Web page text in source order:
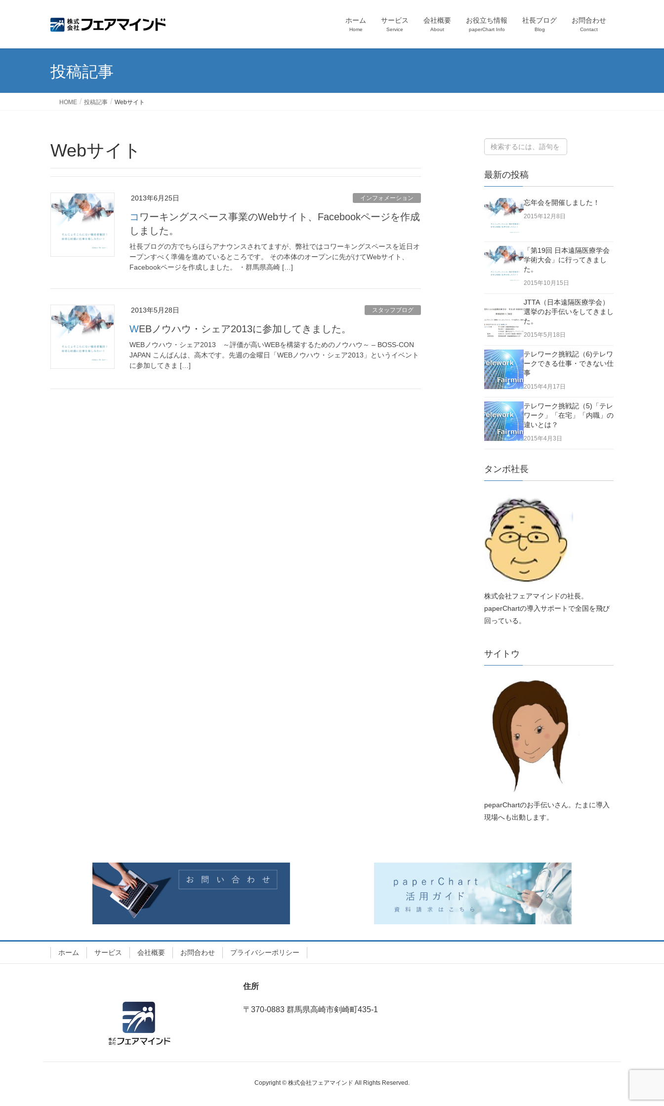
ホーム
Home
サービス
Service
会社概要
About
お役立ち情報
paperChart Info
社長ブログ
Blog
お問合わせ
Contact
投稿記事
HOME 投稿記事 Webサイト
Webサイト
2013年6月25日 インフォメーション
コワーキングスペース事業のWebサイト、Facebookページを作成
しました。
社長ブログの方でちらほらアナウンスされてますが、弊社ではコワーキングスペースを近日オ
ープンすべく準備を進めているところです。 その本体のオープンに先がけてWebサイト、
Facebookページを作成しました。 ・群馬県高崎 […]
2013年5月28日 スタッフブログ
WEBノウハウ・シェア2013に参加してきました。
WEBノウハウ・シェア2013 ～評価が高いWEBを構築するためのノウハウ～ – BOSS-CON
JAPAN こんばんは、高木です。先週の金曜日「WEBノウハウ・シェア2013」というイベント
に参加してきま […]
最新の投稿
忘年会を開催しました！
2015年12月8日
「第19回 日本遠隔医療学会
学術大会」に行ってきまし
た。
2015年10月15日
JTTA（日本遠隔医療学会）
選挙のお手伝いをしてきまし
た。
2015年5月18日
テレワーク挑戦記（6)テレワ
ークできる仕事・できない仕
事
2015年4月17日
テレワーク挑戦記（5)「テレ
ワーク」「在宅」「内職」の
違いとは？
2015年4月3日
タンボ社長
株式会社フェアマインドの社長。
paperChartの導入サポートで全国を飛び
回っている。
サイトウ
peparChartのお手伝いさん。たまに導入
現場へも出動します。
ホーム サービス 会社概要 お問合わせ プライバシーポリシー
住所
〒370-0883 群馬県高崎市剣崎町435‐1
Copyright © 株式会社フェアマインド All Rights Reserved.